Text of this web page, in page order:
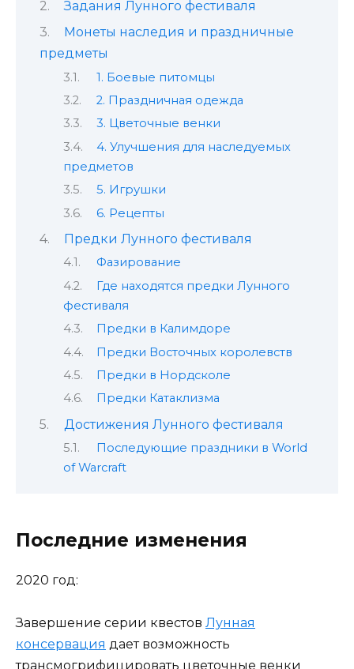
Задания Лунного фестиваля
Монеты наследия и праздничные
предметы
1. Боевые питомцы
2. Праздничная одежда
3. Цветочные венки
4. Улучшения для наследуемых
предметов
5. Игрушки
6. Рецепты
Предки Лунного фестиваля
Фазирование
Где находятся предки Лунного
фестиваля
Предки в Калимдоре
Предки Восточных королевств
Предки в Нордсколе
Предки Катаклизма
Достижения Лунного фестиваля
Последующие праздники в World
of Warcraft
Последние изменения
2020 год:
Завершение серии квестов Лунная
консервация дает возможность
трансмогрифицировать цветочные венки